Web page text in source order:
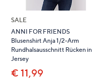
SALE
ANNI FOR FRIENDS
Blusenshirt Anja 1/2-Arm
Rundhalsausschnitt Rücken in
Jersey
€ 11,99